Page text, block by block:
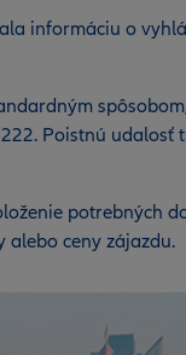
informáciu o
Poistnú udalosť
potrebných
alebo ceny zájazdu.